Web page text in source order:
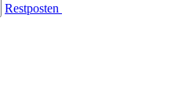
Restposten